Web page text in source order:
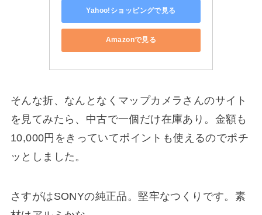
Yahoo!ショッピングで見る
Amazonで見る
そんな折、なんとなくマップカメラさんのサイト
を見てみたら、中古で一個だけ在庫あり。金額も
10,000円をきっていてポイントも使えるのでポチ
ッとしました。
さすがはSONYの純正品。堅牢なつくりです。素